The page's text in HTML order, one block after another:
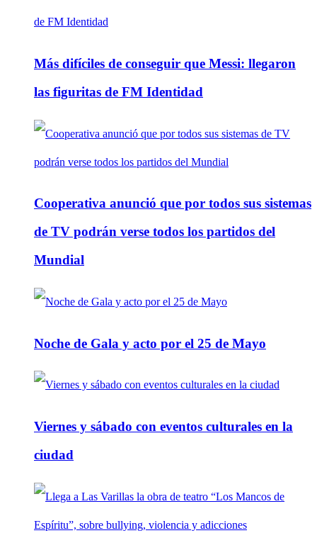
Más difíciles de conseguir que Messi: llegaron
las figuritas de FM Identidad
Cooperativa anunció que por todos sus sistemas
de TV podrán verse todos los partidos del
Mundial
Noche de Gala y acto por el 25 de Mayo
Viernes y sábado con eventos culturales en la
ciudad